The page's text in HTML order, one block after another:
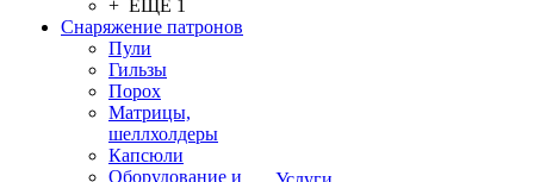
+ ЕЩЕ 1
Снаряжение патронов
Пули
Гильзы
Порох
Матрицы,
шеллхолдеры
Капсюли
Оборудование и